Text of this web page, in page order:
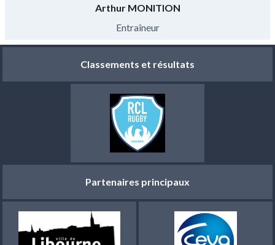
Arthur MONITION
Entraîneur
Classements et résultats
Partenaires principaux